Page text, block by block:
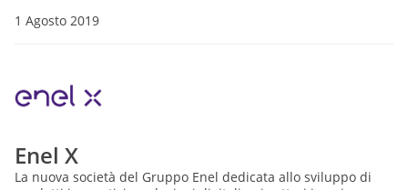
1 Agosto 2019
Enel X
La nuova società del Gruppo Enel dedicata allo sviluppo di